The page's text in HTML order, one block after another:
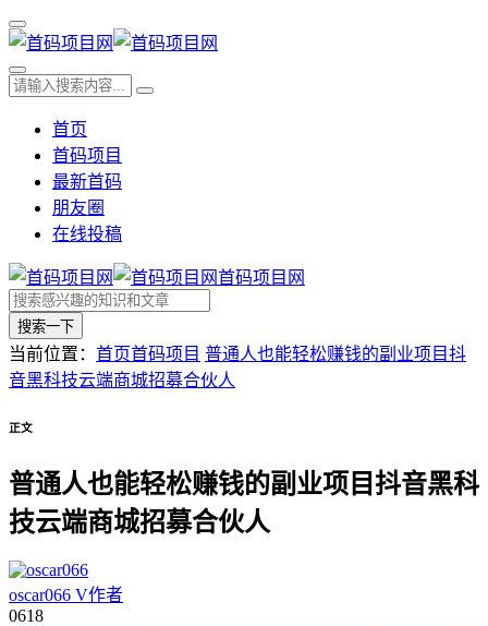
首页
首码项目
最新首码
朋友圈
在线投稿
首码项目网
搜索一下
当前位置： 首页首码项目 普通人也能轻松赚钱的副业项目抖
音黑科技云端商城招募合伙人
正文
普通人也能轻松赚钱的副业项目抖音黑科
技云端商城招募合伙人
oscar066 V作者
0618